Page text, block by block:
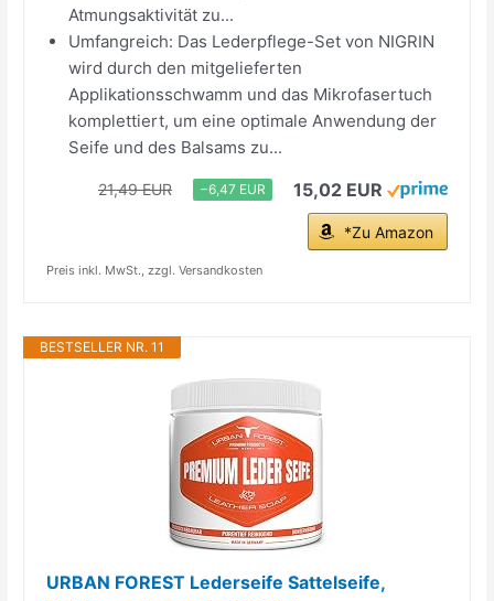
Atmungsaktivität zu...
Umfangreich: Das Lederpflege-Set von NIGRIN
wird durch den mitgelieferten
Applikationsschwamm und das Mikrofasertuch
komplettiert, um eine optimale Anwendung der
Seife und des Balsams zu...
21,49 EUR −6,47 EUR 15,02 EUR
*Zu Amazon
Preis inkl. MwSt., zzgl. Versandkosten
BESTSELLER NR. 11
URBAN FOREST Lederseife Sattelseife,